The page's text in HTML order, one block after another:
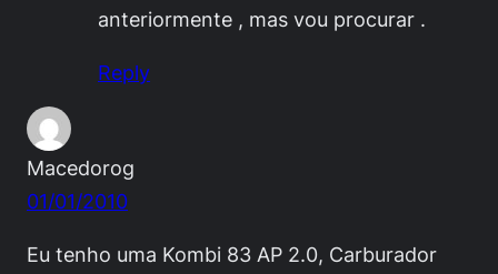
anteriormente , mas vou procurar .
Reply
Macedorog
01/01/2010
Eu tenho uma Kombi 83 AP 2.0, Carburador